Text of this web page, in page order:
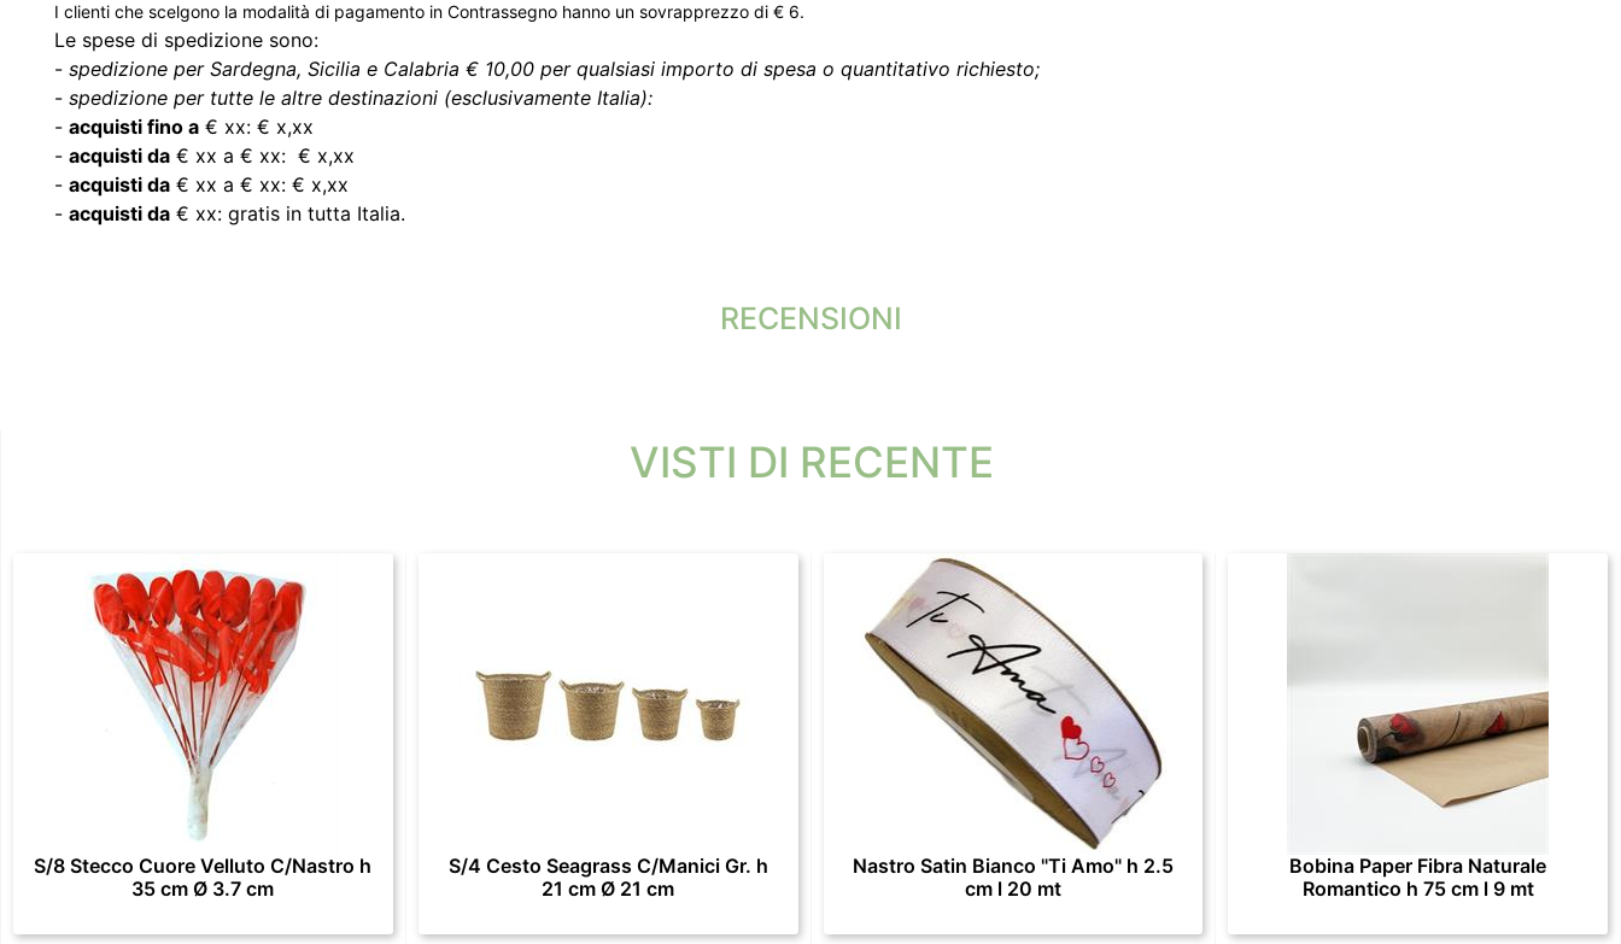
I clienti che scelgono la modalità di pagamento in Contrassegno hanno un sovrapprezzo di € 6.
Le spese di spedizione sono:
- spedizione per Sardegna, Sicilia e Calabria € 10,00 per qualsiasi importo di spesa o quantitativo richiesto;
- spedizione per tutte le altre destinazioni (esclusivamente Italia):
- acquisti fino a € xx: € x,xx
- acquisti da € xx a € xx: € x,xx
- acquisti da € xx a € xx: € x,xx
- acquisti da € xx: gratis in tutta Italia.
RECENSIONI
VISTI DI RECENTE
S/8 Stecco Cuore Velluto C/Nastro h
35 cm Ø 3.7 cm
S/4 Cesto Seagrass C/Manici Gr. h
21 cm Ø 21 cm
Nastro Satin Bianco "Ti Amo" h 2.5
cm l 20 mt
Bobina Paper Fibra Naturale
Romantico h 75 cm l 9 mt